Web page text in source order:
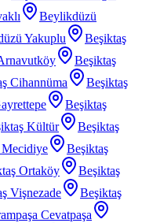
Beylikdüzü
Yakuplu
Beşiktaş
Beşiktaş
Cihannüma
Beşiktaş
Beşiktaş
Kültür
Beşiktaş
Beşiktaş
Ortaköy
Beşiktaş
Vişnezade
Beşiktaş
Cevatpaşa